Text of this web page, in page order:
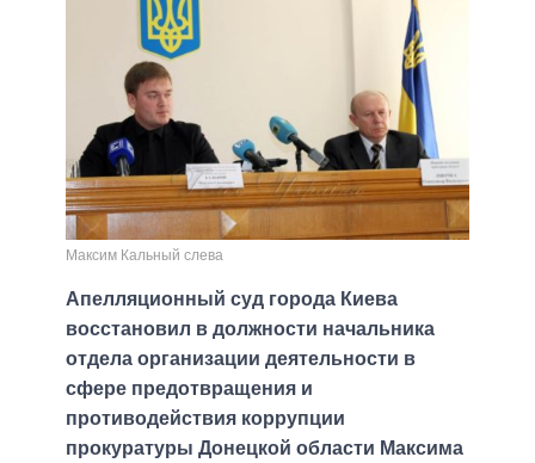
Максим Кальный слева
Апелляционный суд города Киева
восстановил в должности начальника
отдела организации деятельности в
сфере предотвращения и
противодействия коррупции
прокуратуры Донецкой области Максима